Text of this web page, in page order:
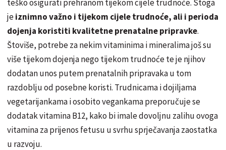
teško osigurati prehranom tijekom cijele trudnoće. Stoga
jeiznimno važno i tijekom cijele trudnoće, ali i perioda
dojenja koristiti kvalitetne prenatalne pripravke.
Štoviše, potrebe za nekim vitaminima i mineralima još su
više tijekom dojenja nego tijekom trudnoće te je njihov
dodatan unos putem prenatalnih pripravaka u tom
razdoblju od posebne koristi. Trudnicama i dojiljama
vegetarijankama i osobito vegankama preporučuje se
dodatak vitamina B12, kako bi imale dovoljnu zalihu ovoga
vitamina za prijenos fetusu u svrhu sprječavanja zaostatka
u razvoju.